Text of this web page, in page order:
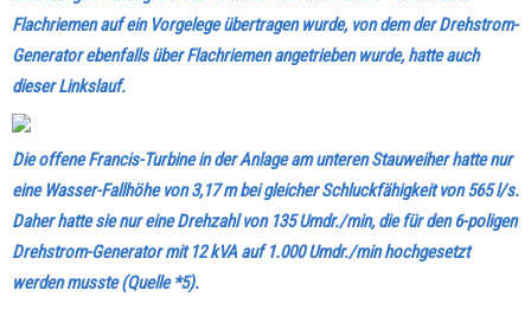
Flachriemen auf ein Vorgelege übertragen wurde, von dem der Drehstrom-
Generator ebenfalls über Flachriemen angetrieben wurde, hatte auch
dieser Linkslauf.
Die offene Francis-Turbine in der Anlage am unteren Stauweiher hatte nur
eine Wasser-Fallhöhe von 3,17 m bei gleicher Schluckfähigkeit von 565 l/s.
Daher hatte sie nur eine Drehzahl von 135 Umdr./min, die für den 6-poligen
Drehstrom-Generator mit 12 kVA auf 1.000 Umdr./min hochgesetzt
werden musste (Quelle *5).